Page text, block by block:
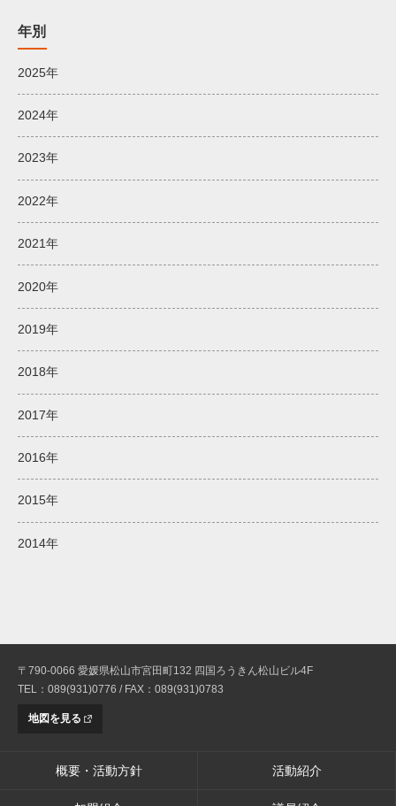
年別
2025年
2024年
2023年
2022年
2021年
2020年
2019年
2018年
2017年
2016年
2015年
2014年
〒790-0066 愛媛県松山市宮田町132 四国ろうきん松山ビル4F
TEL：089(931)0776 / FAX：089(931)0783
地図を見る
概要・活動方針 活動紹介